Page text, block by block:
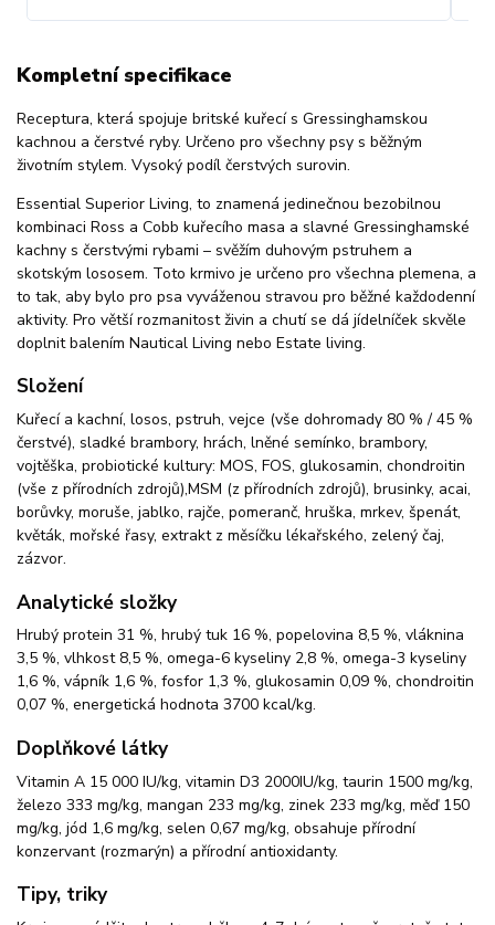
Kompletní specifikace
Receptura, která spojuje britské kuřecí s Gressinghamskou
kachnou a čerstvé ryby. Určeno pro všechny psy s běžným
životním stylem. Vysoký podíl čerstvých surovin.
Essential Superior Living, to znamená jedinečnou bezobilnou
kombinaci Ross a Cobb kuřecího masa a slavné Gressinghamské
kachny s čerstvými rybami – svěžím duhovým pstruhem a
skotským lososem. Toto krmivo je určeno pro všechna plemena, a
to tak, aby bylo pro psa vyváženou stravou pro běžné každodenní
aktivity. Pro větší rozmanitost živin a chutí se dá jídelníček skvěle
doplnit balením Nautical Living nebo Estate living.
Složení
Kuřecí a kachní, losos, pstruh, vejce (vše dohromady 80 % / 45 %
čerstvé), sladké brambory, hrách, lněné semínko, brambory,
vojtěška, probiotické kultury: MOS, FOS, glukosamin, chondroitin
(vše z přírodních zdrojů),MSM (z přírodních zdrojů), brusinky, acai,
borůvky, moruše, jablko, rajče, pomeranč, hruška, mrkev, špenát,
květák, mořské řasy, extrakt z měsíčku lékařského, zelený čaj,
zázvor.
Analytické složky
Hrubý protein 31 %, hrubý tuk 16 %, popelovina 8,5 %, vláknina
3,5 %, vlhkost 8,5 %, omega-6 kyseliny 2,8 %, omega-3 kyseliny
1,6 %, vápník 1,6 %, fosfor 1,3 %, glukosamin 0,09 %, chondroitin
0,07 %, energetická hodnota 3700 kcal/kg.
Doplňkové látky
Vitamin A 15 000 IU/kg, vitamin D3 2000IU/kg, taurin 1500 mg/kg,
železo 333 mg/kg, mangan 233 mg/kg, zinek 233 mg/kg, měď 150
mg/kg, jód 1,6 mg/kg, selen 0,67 mg/kg, obsahuje přírodní
konzervant (rozmarýn) a přírodní antioxidanty.
Tipy, triky